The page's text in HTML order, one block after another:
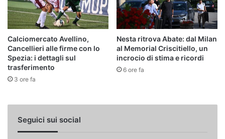
Calciomercato Avellino,
Cancellieri alle firme con lo
Spezia: i dettagli sul
trasferimento
3 ore fa
Nesta ritrova Abate: dal Milan
al Memorial Criscitiello, un
incrocio di stima e ricordi
6 ore fa
Seguici sui social